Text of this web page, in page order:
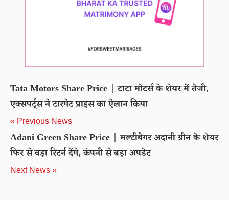
Tata Motors Share Price | टाटा मोटर्स के शेयर में तेजी,
एक्सपर्ट्स ने टारगेट प्राइस का ऐलान किया
« Previous News
Adani Green Share Price | मल्टीबैगर अदानी ग्रीन के शेयर
फिर से बड़ा रिटर्न देंगे, कंपनी से बड़ा अपडेट
Next News »